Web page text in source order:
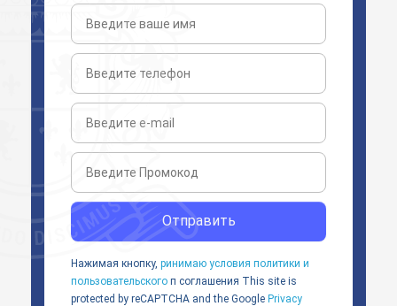
Отправить
Нажимая кнопку, ринимаю условия политики и
пользовательского п соглашения This site is
protected by reCAPTCHA and the Google Privacy